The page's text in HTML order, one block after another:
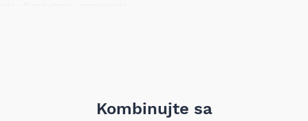
zastoja vozila, što
i automobilske
elementima i preciznojKombinujte sa